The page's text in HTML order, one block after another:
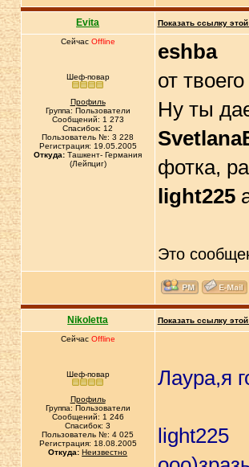
Evita Показать ссылку
Сейчас Offline
Шеф-повар
Профиль
Группа: Пользователи
Сообщений: 1 273
Спасибок: 12
Пользователь №: 3 228
Регистрация: 19.05.2005
Откуда: Ташкент- Германия
(Лейпциг)
eshba
от
Ну ты
фотка,
light225
Это
Nikoletta Показать ссылку
Сейчас Offline
Шеф-повар
Профиль
Группа: Пользователи
Сообщений: 1 246
Спасибок: 3
Пользователь №: 4 025
Регистрация: 18.08.2005
Откуда: Неизвестно
Лаура,я
light225